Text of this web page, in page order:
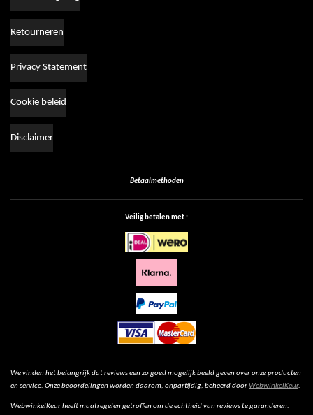
Retourneren
Privacy Statement
Cookie beleid
Disclaimer
Betaalmethoden
Veilig betalen met :
We vinden het belangrijk dat reviews een zo goed mogelijk beeld geven over onze producten
en service. Onze beoordelingen worden daarom, onpartijdig, beheerd doorWebwinkelKeur.
WebwinkelKeur heeft maatregelen getroffen om de echtheid van reviews te garanderen.